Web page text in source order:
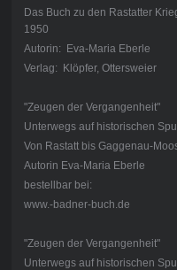
Das Buch zu den Rastatter
1950
Autorin: Eva-Maria Eberle
Verlag: Klöpfer, Ottersweier
"Zeugen der Vergangenheit"
Unterwegs auf historischen
Von Rastatt bis Gaggenau-
Autorin Eva-Maria Eberle
bestellbar bei:
www.-badner-buch.de
"Zeugen der Vergangenheit"
Unterwegs auf historischen